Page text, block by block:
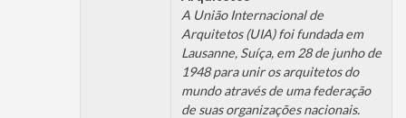
A União Internacional de
Arquitetos (UIA) foi fundada em
Lausanne, Suíça, em 28 de junho de
1948 para unir os arquitetos do
mundo através de uma federação
de suas organizações nacionais.